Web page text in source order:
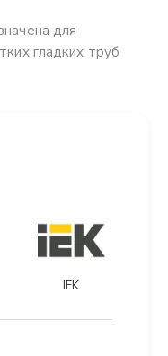
для
гладких труб
IEK